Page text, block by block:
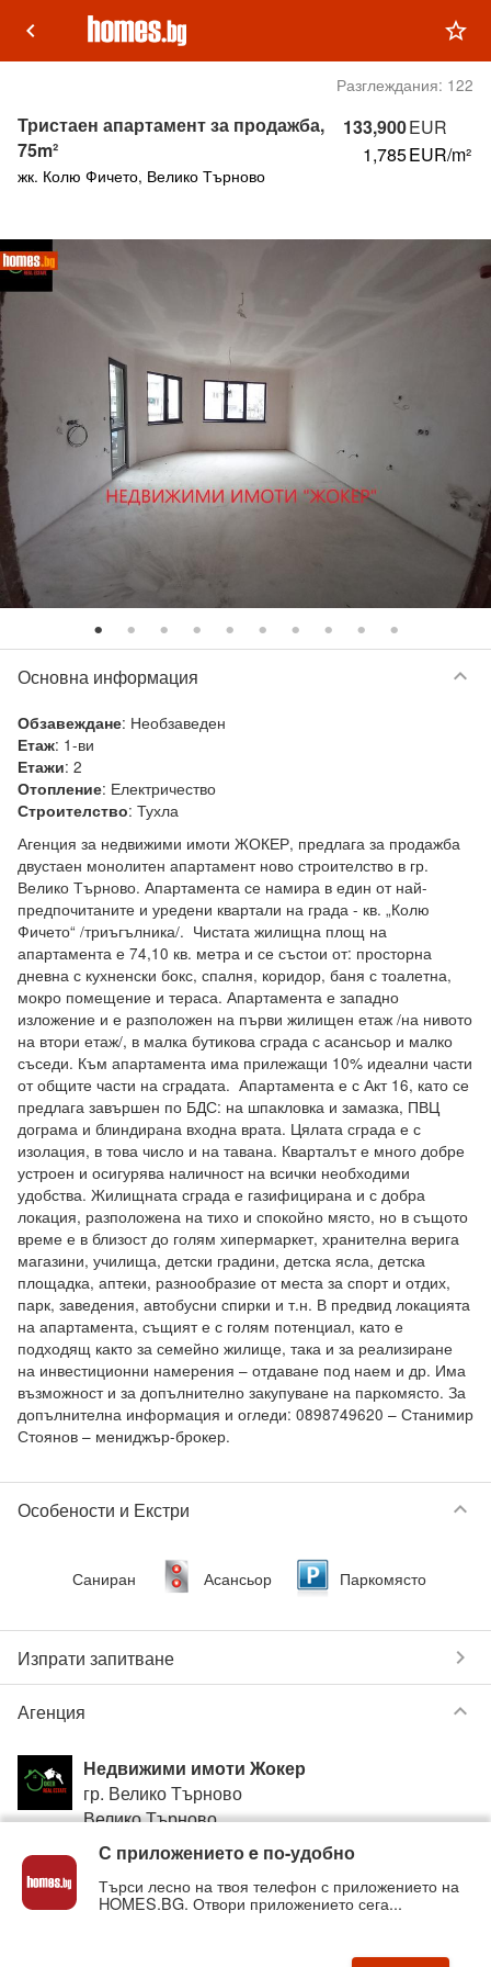
keyboard_arrow_left star_outline
Разглеждания: 122
133,900EUR
1,785EUR/m²
Тристаен апартамент за продажба,
75m²
жк. Колю Фичето, Велико Търново
Основна информация keyboard_arrow_down
Обзавеждане: Необзаведен
Етаж: 1-ви
Етажи: 2
Отопление: Електричество
Строителство: Тухла
Агенция за недвижими имоти ЖОКЕР, предлага за продажба
двустаен монолитен апартамент ново строителство в гр.
Велико Търново. Апартамента се намира в един от най-
предпочитаните и уредени квартали на града - кв. „Колю
Фичето“ /триъгълника/.  Чистата жилищна площ на
апартамента е 74,10 кв. метра и се състои от: просторна
дневна с кухненски бокс, спалня, коридор, баня с тоалетна,
мокро помещение и тераса. Апартамента е западно
изложение и е разположен на първи жилищен етаж /на нивото
на втори етаж/, в малка бутикова сграда с асансьор и малко
съседи. Към апартамента има прилежащи 10% идеални части
от общите части на сградата.  Апартамента е с Акт 16, като се
предлага завършен по БДС: на шпакловка и замазка, ПВЦ
дограма и блиндирана входна врата. Цялата сграда е с
изолация, в това число и на тавана. Кварталът е много добре
устроен и осигурява наличност на всички необходими
удобства. Жилищната сграда е газифицирана и с добра
локация, разположена на тихо и спокойно място, но в същото
време е в близост до голям хипермаркет, хранителна верига
магазини, училища, детски градини, детска ясла, детска
площадка, аптеки, разнообразие от места за спорт и отдих,
парк, заведения, автобусни спирки и т.н. В предвид локацията
на апартамента, същият е с голям потенциал, като е
подходящ както за семейно жилище, така и за реализиране
на инвестиционни намерения – отдаване под наем и др. Има
възможност и за допълнително закупуване на паркомясто. За
допълнителна информация и огледи: 0898749620 – Станимир
Стоянов – мениджър-брокер.
Особености и Екстри keyboard_arrow_down
Саниран Асансьор Паркомясто
Изпрати запитване chevron_right
Агенция keyboard_arrow_down
Недвижими имоти Жокер
гр. Велико Търново
Велико Търново
phone 0898749620
Вижте всички обяви отНедвижими имоти Жокер
С приложението e по-удобно
Търси лесно на твоя телефон с приложението на
HOMES.BG. Отвори приложението сега...